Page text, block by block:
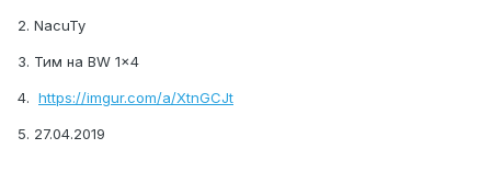
2. NacuTy
3. Тим на BW 1x4
4. https://imgur.com/a/XtnGCJt
5. 27.04.2019